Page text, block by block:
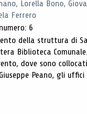
Lorella Bono,
Ferrero
6
della struttura di
Biblioteca
dove sono
Peano, gli